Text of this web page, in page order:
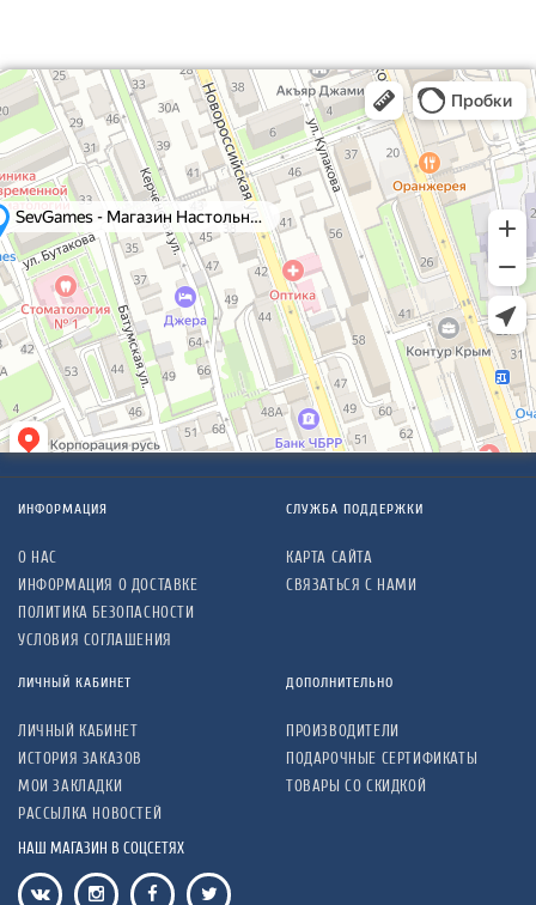
ИНФОРМАЦИЯ
О НАС
ИНФОРМАЦИЯ О ДОСТАВКЕ
ПОЛИТИКА БЕЗОПАСНОСТИ
УСЛОВИЯ СОГЛАШЕНИЯ
СЛУЖБА ПОДДЕРЖКИ
КАРТА САЙТА
СВЯЗАТЬСЯ С НАМИ
ЛИЧНЫЙ КАБИНЕТ
ЛИЧНЫЙ КАБИНЕТ
ИСТОРИЯ ЗАКАЗОВ
МОИ ЗАКЛАДКИ
РАССЫЛКА НОВОСТЕЙ
ДОПОЛНИТЕЛЬНО
ПРОИЗВОДИТЕЛИ
ПОДАРОЧНЫЕ СЕРТИФИКАТЫ
ТОВАРЫ СО СКИДКОЙ
НАШ МАГАЗИН В СОЦСЕТЯХ